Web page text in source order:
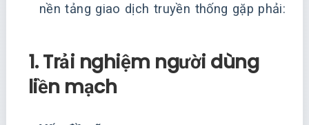
nền tảng giao dịch truyền thống gặp phải:
1. Trải nghiệm người dùng
liền mạch